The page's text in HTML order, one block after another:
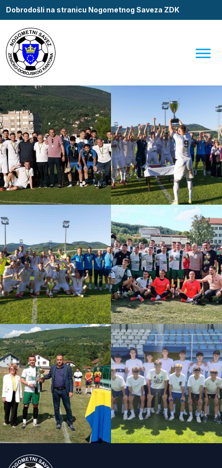
Dobrodošli na stranicu Nogometnog Saveza ZDK